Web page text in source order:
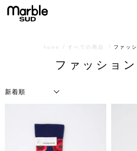
home すべての商品 ファッ
ファッショ